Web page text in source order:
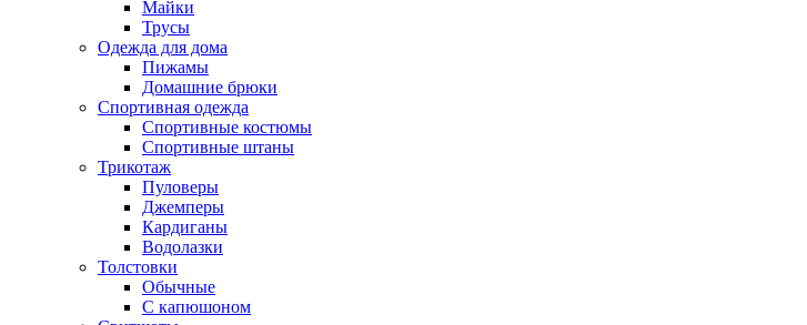
Майки
Трусы
Одежда для дома
Пижамы
Домашние брюки
Спортивная одежда
Спортивные костюмы
Спортивные штаны
Трикотаж
Пуловеры
Джемперы
Кардиганы
Водолазки
Толстовки
Обычные
С капюшоном